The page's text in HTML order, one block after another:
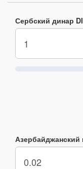
Сербский динар
Азербайджанский